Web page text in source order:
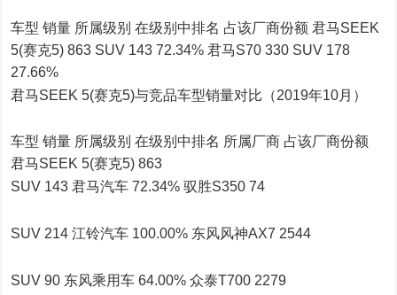
车型 销量 所属级别 在级别中排名 占该厂商份额 君马SEEK
5(赛克5) 863 SUV 143 72.34% 君马S70 330 SUV 178
27.66%
君马SEEK 5(赛克5)与竞品车型销量对比（2019年10月）
车型 销量 所属级别 在级别中排名 所属厂商 占该厂商份额
君马SEEK 5(赛克5) 863
SUV 143 君马汽车 72.34% 驭胜S350 74
SUV 214 江铃汽车 100.00% 东风风神AX7 2544
SUV 90 东风乘用车 64.00% 众泰T700 2279